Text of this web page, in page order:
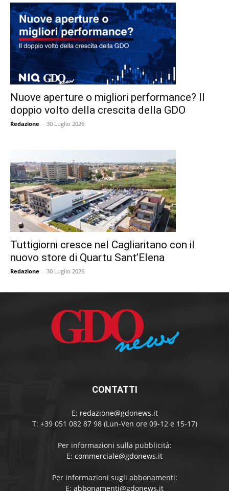
Nuove aperture o migliori performance? Il
doppio volto della crescita della GDO
Redazione - 30 Luglio 2026
Tuttigiorni cresce nel Cagliaritano con il
nuovo store di Quartu Sant’Elena
Redazione - 30 Luglio 2026
CONTATTI
E: redazione@gdonews.it
T: +39 051 082 87 98 (Lun-Ven ore 09-12 e 15-17)
Per informazioni sulla pubblicità:
E: commerciale@gdonews.it
Per informazioni sugli abbonamenti:
E: abbonamenti@gdonews.it